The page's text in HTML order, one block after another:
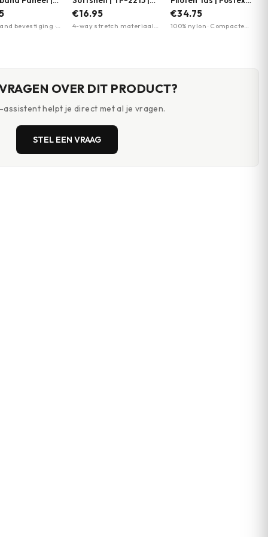
bevestiging ·
Meerdere kleuren
€16.95
4-way stretch materiaal ·
Garments | Meerdere
€34.75
100% nylon · Compacte
OVER DIT PRODUCT?
assistent helpt je direct met al je vragen.
STEL EEN VRAAG